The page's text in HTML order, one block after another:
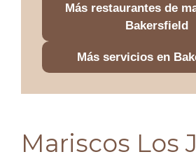
Más restaurantes de
Bakersfield
Más servicios en
Mariscos Los